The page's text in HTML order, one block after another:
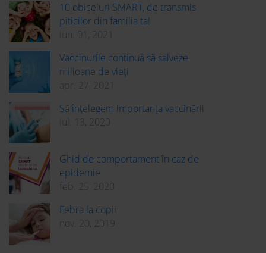
10 obiceiuri SMART, de transmis
piticilor din familia ta!
iun. 01, 2021
Vaccinurile continuă să salveze
milioane de vieți
apr. 27, 2021
Să înțelegem importanța vaccinării
iul. 13, 2020
Ghid de comportament în caz de
epidemie
feb. 25, 2020
Febra la copii
nov. 20, 2019